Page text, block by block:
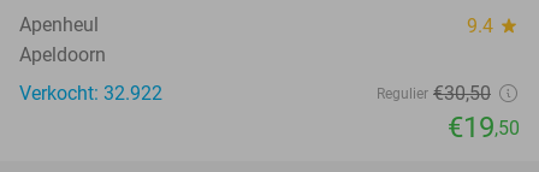
Apenheul 9.4 star
Apeldoorn
Verkocht: 32.922
Regulier €30,50
€19,50